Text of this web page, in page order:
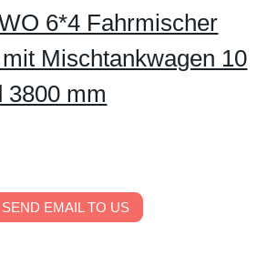
6*4 Fahrmischer
Mischtankwagen 10
3800 mm
SEND EMAIL TO US